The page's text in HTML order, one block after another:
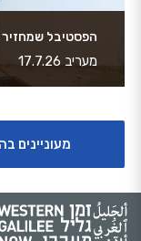
הפסטיבל שמחזיר
מעריב 17.7.26
מעוניינים